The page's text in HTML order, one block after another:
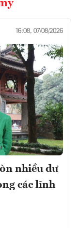
16:08, 07/08/2026
nhiều dư
các lĩnh